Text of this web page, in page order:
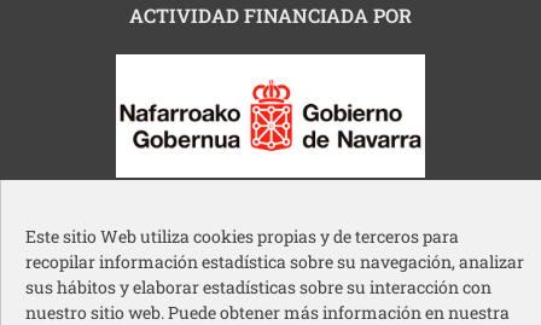
Este sitio Web utiliza cookies propias y de terceros para
recopilar información estadística sobre su navegación, analizar
sus hábitos y elaborar estadísticas sobre su interacción con
nuestro sitio web. Puede obtener más información en nuestra
ACTIVIDAD FINANCIADA POR